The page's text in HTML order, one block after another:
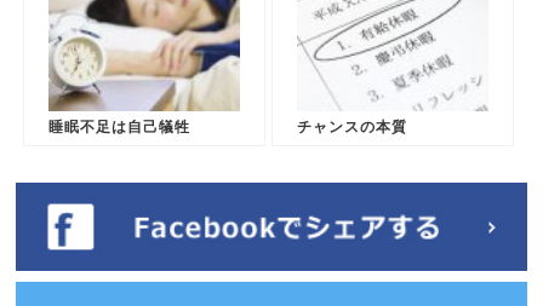
睡眠不足は自己犠牲 チャンスの本質